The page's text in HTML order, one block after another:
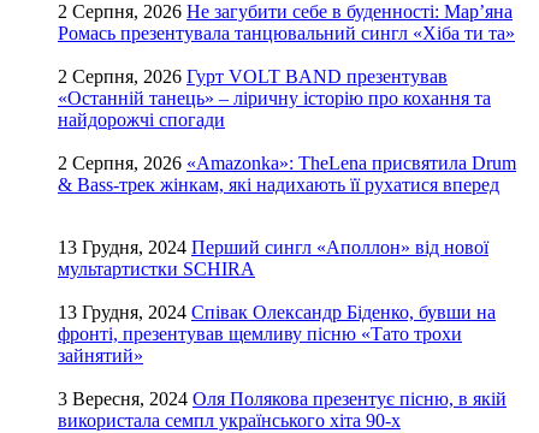
2 Серпня, 2026 Не загубити себе в буденності: Мар’яна
Ромась презентувала танцювальний сингл «Хіба ти та»
2 Серпня, 2026 Гурт VOLT BAND презентував
«Останній танець» – ліричну історію про кохання та
найдорожчі спогади
2 Серпня, 2026 «Amazonka»: TheLena присвятила Drum
& Bass-трек жінкам, які надихають її рухатися вперед
13 Грудня, 2024 Перший сингл «Аполлон» від нової
мультартистки SCHIRA
13 Грудня, 2024 Співак Олександр Біденко, бувши на
фронті, презентував щемливу пісню «Тато трохи
зайнятий»
3 Вересня, 2024 Оля Полякова презентує пісню, в якій
використала семпл українського хіта 90-х